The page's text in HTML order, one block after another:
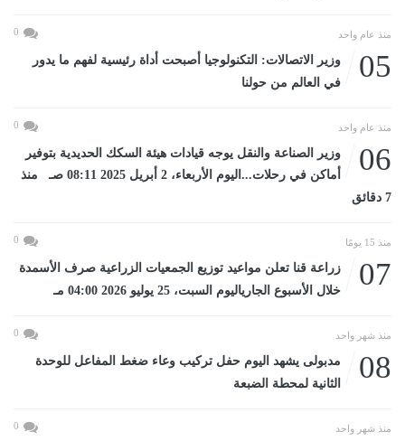
منذ عام واحد 0
05
وزير الاتصالات: التكنولوجيا أصبحت أداة رئيسية لفهم ما يدور
في العالم من حولنا
منذ عام واحد 0
06
وزير الصناعة والنقل يوجه قيادات هيئة السكك الحديدية بتوفير
أماكن في رحلات...اليوم الأربعاء، 2 أبريل 2025 08:11 صـ منذ
7 دقائق
منذ 15 يومًا 0
07
زراعة قنا تعلن مواعيد توزيع الجمعيات الزراعية صرف الأسمدة
خلال الأسبوع الجارياليوم السبت، 25 يوليو 2026 04:00 مـ
منذ شهر واحد 0
08
مدبولى يشهد اليوم حفل تركيب وعاء ضغط المفاعل للوحدة
الثانية لمحطة الضبعة
منذ شهر واحد 0